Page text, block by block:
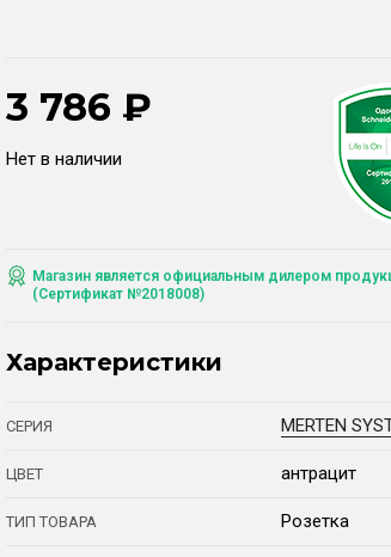
3 786 ₽
Нет в наличии
Магазин является официальным дилером
(Сертификат №2018008)
Характеристики
СЕРИЯ MERTEN
ЦВЕТ антрацит
ТИП ТОВАРА Розетка